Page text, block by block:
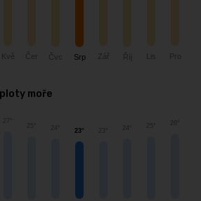
Kvě Čer Srp Zář Říj Lis Pro
moře
23°